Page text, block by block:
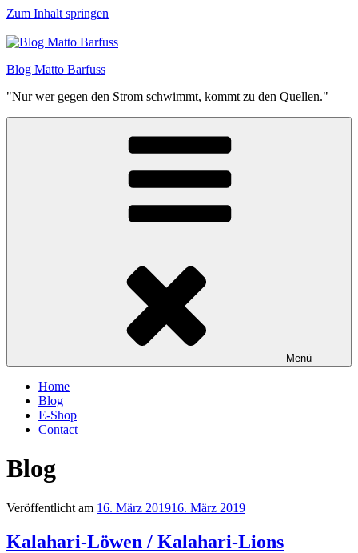
Zum Inhalt springen
Blog Matto Barfuss
"Nur wer gegen den Strom schwimmt, kommt zu den Quellen."
Menü
Home
Blog
E-Shop
Contact
Blog
Veröffentlicht am 16. März 201916. März 2019
Kalahari-Löwen / Kalahari-Lions